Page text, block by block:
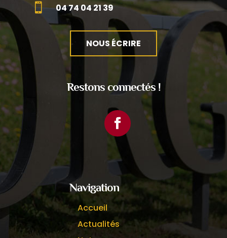
 04 74 04 21 39
NOUS ÉCRIRE
Restons connectés !
Facebook
Navigation
Accueil
Actualités